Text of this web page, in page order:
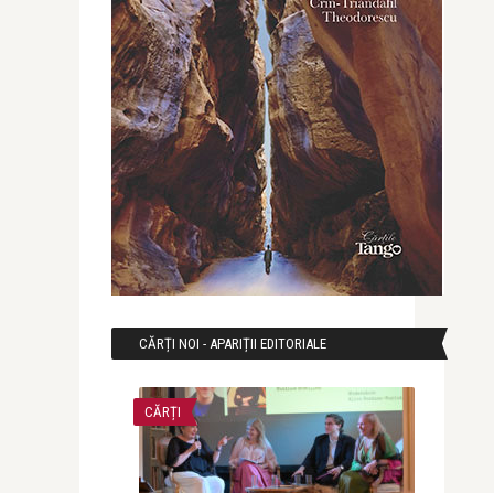
CĂRȚI NOI - APARIȚII EDITORIALE
CĂRȚI